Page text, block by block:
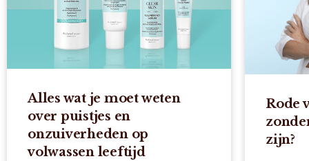
Alles wat je moet weten
over puistjes en
onzuiverheden op
volwassen leeftijd
Rode
zijn?